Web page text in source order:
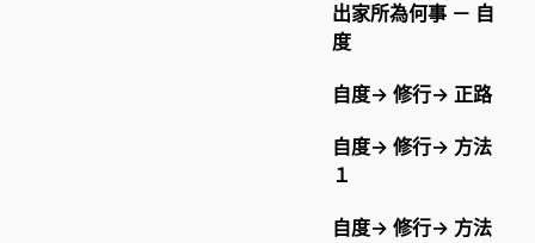
出家所為何事 － 自
度
自度→ 修行→ 正路
自度→ 修行→ 方法
１
自度→ 修行→ 方法